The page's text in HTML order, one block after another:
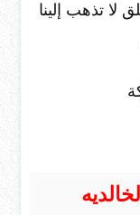
تذهب إلينا